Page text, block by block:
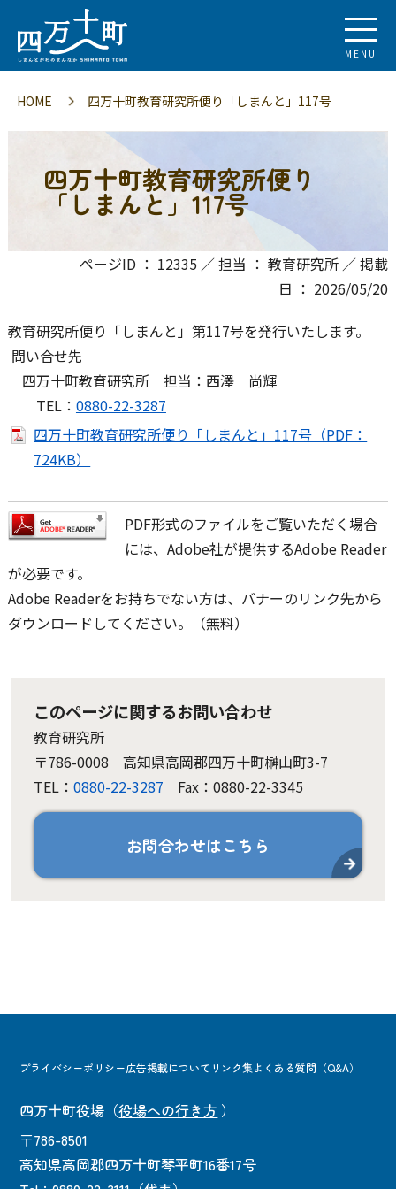
MENU
HOME 四万十町教育研究所便り「しまんと」117号
四万十町教育研究所便り
「しまんと」117号
ページID ： 12335 ／ 担当 ： 教育研究所 ／ 掲載
日 ： 2026/05/20
教育研究所便り「しまんと」第117号を発行いたします。
問い合せ先
四万十町教育研究所 担当：西澤 尚輝
TEL： 0880-22-3287
四万十町教育研究所便り「しまんと」117号（PDF：
724KB）
PDF形式のファイルをご覧いただく場合
には、Adobe社が提供するAdobe Reader
が必要です。
Adobe Readerをお持ちでない方は、バナーのリンク先から
ダウンロードしてください。（無料）
このページに関するお問い合わせ
教育研究所
〒786-0008 高知県高岡郡四万十町榊山町3-7
TEL：0880-22-3287 Fax：0880-22-3345
お問合わせはこちら
プライバシーポリシー広告掲載について リンク集よくある質問（Q&A）
四万十町役場 （役場への行き方 ）
〒786-8501
高知県高岡郡四万十町琴平町16番17号